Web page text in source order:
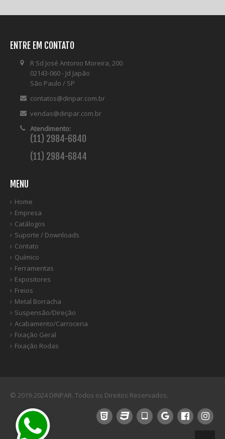
ENTRE EM CONTATO
R Sd José Antonio Moreira, 200
02143-060 - Jd Japão
São Paulo / SP
contatos@dinpar.com.br
vendas@dinpar.com.br
Atendimento:
(11) 2984-6840
(11) 2984-6844
MENU
Home
Empresa
Catálogos
Suporte / Downloads
Contato
Químico
Ferramentas
Expositores
Freios
Metal Borracha
Suspensão/Direção
Acabamento/Carroceria
Fixação Geral
Fixação Rodas
© 2019-2024 DINPAR. Todos os Direitos Reservados.